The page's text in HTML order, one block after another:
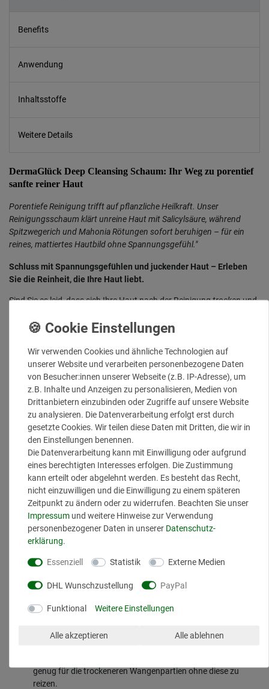
Benefits
Anwendung
Inhaltsstoffe
Weitere Details
DermaGlück Deep Cleansing Schaum: Ihr Weg zu porentief
sanfte reiner Haut
Porentiefe Reinigung trifft auf pflanzliche Heilkraft. Unser
Reinigungsschaum klärt unreine Haut mit Salicylsäure, während
Spitzwegerich und Mahonia Rötungen sofort beruhigen – für ein
reines, mattiertes Hautbild ohne Spannungsgefühl."
Schluss mit Spannungsgefühlen und juckender Haut – Erleben
Sie die Reinheit, die Ihre Haut liebt.
Sind Sie es leid, dass sich Ihre Haut nach der Reinigungtrockenund
Sauberkeit neu: Er reinigt Ihre Haut nicht nur hocheffektiv, sondern
streichelzart. Dieser luxuriöse Schaum wurde entwickelt, um
überschüssigen Talg, Schmutz und Make-up-Reste porentief zu
entfernen – und das, ohne die kostbare natürliche Schutzbarriere
Ihrer Haut anzugreifen.
Unsere Formel verschmilzt milde, pflanzliche Tenside mit der Kraft
Spitzwegerich- und Mahonia-Extrakt beruhigen die
Haut sofort und wirken Entzündungen entgegen,
während Salicylsäure
sanft Unreinheiten vorbeugt und Ihre Poren
klärt. Dank intensiv feuchtigkeitsspendendem
Glycerin
bleibt nur
ein Gefühl zurück: seidige Weichheit und Frische saubere Haut.
Verwandeln Sie Ihre tägliche Hautpflege in ein erfrischendes
Wellness-Erlebnis. Genießen und spüre Sie das Gefühl von klarer,
perfekt ausgeglichener und gesund strahlender Haut – jeden Tag
180ml
Vegan
100% Made ind Germany
Hauttypen:
Fettige Haut (Seborrhoe):Durch dasSodium
und die Poren werden frei und sauber gehalten.
genug für die trockeneren Wangenpartien ohne diese zu
reizen.
Wir verwenden Cookies und ähnliche Technologien auf
unserer Website und verarbeiten personenbezogene Daten
von Besucher:innen unserer Webseite (z.B. IP-Adresse), um
z.B. Inhalte und Anzeigen zu personalisieren, Medien von
Drittanbietern einzubinden oder Zugriffe auf unsere Website
zu analysieren. Die Datenverarbeitung erfolgt erst durch
gesetzte Cookies. Wir teilen diese Daten mit Dritten, die wir in
den Einstellungen benennen.
Die Datenverarbeitung kann mit Einwilligung oder aufgrund
eines berechtigten Interesses erfolgen. Die Zustimmung
kann erteilt oder abgelehnt werden. Es besteht das Recht,
nicht einzuwilligen und die Einwilligung zu einem späteren
Zeitpunkt zu ändern oder zu widerrufen. Beachten Sie unser
Impressum und weitere Hinweise zur Verwendung
personenbezogener Daten in unserer Daten­schutz­
erklärung.
Essenziell Statistik Externe Medien
DHL Wunschzustellung PayPal
Funktional Weitere Einstellungen
Alle akzeptieren Alle ablehnen